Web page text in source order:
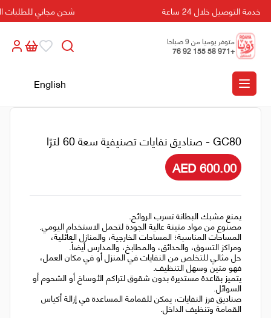
خدمة التوصيل خلال 24 ساعة شحن مجاني للطلبات التي
متوفر يوميا من 9 صباحا
الى 5 مسائا
+971 58 155 92 76
English
GC80 - صناديق نفايات تصنيفية سعة 60 لترًا
AED 600.00
يمنع مشبك البطانة تسرب الروائح.
مصنوع من مواد متينة عالية الجودة لتحمل الاستخدام اليومي.
المساحات المناسبة؛ المساحات الخارجية، والمنازل العائلية،
ومراكز التسوق، والحدائق، والمطابخ، والمدارس أيضاً.
حل مثالي للتخلص من النفايات في المنزل أو في مكان العمل،
فهو متين وسهل التنظيف.
يتميز بقاعدة مستديرة بدون شقوق لتراكم الأوساخ أو الشحوم أو
السوائل.
صناديق فرز النفايات، يمكن للقمامة المساعدة في إزالة أكياس
القمامة وتنظيف الداخل.